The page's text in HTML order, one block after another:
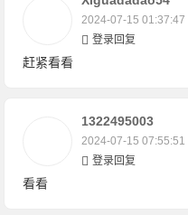
2024-07-15 01:37:47
登录回复
赶紧看看
1322495003
2024-07-15 07:55:51
登录回复
看看